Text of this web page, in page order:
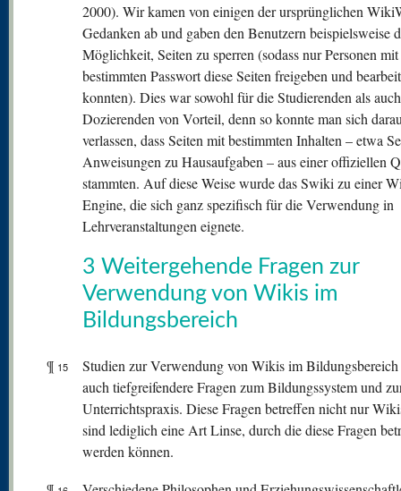
2000). Wir kamen von einigen der ursprünglichen
Gedanken ab und gaben den Benutzern beispielsweise
Möglichkeit, Seiten zu sperren (sodass nur Personen
bestimmten Passwort diese Seiten freigeben und
konnten). Dies war sowohl für die Studierenden als
Dozierenden von Vorteil, denn so konnte man sich
verlassen, dass Seiten mit bestimmten Inhalten – etwa
Anweisungen zu Hausaufgaben – aus einer offiziellen
stammten. Auf diese Weise wurde das Swiki zu einer
Engine, die sich ganz spezifisch für die Verwendung in
Lehrveranstaltungen eignete.
3 Weitergehende Fragen zur
Verwendung von Wikis im
Bildungsbereich
¶ 15
Studien zur Verwendung von Wikis im Bildungsbereich
auch tiefgreifendere Fragen zum Bildungssystem und
Unterrichtspraxis. Diese Fragen betreffen nicht nur
sind lediglich eine Art Linse, durch die diese Fragen
werden können.